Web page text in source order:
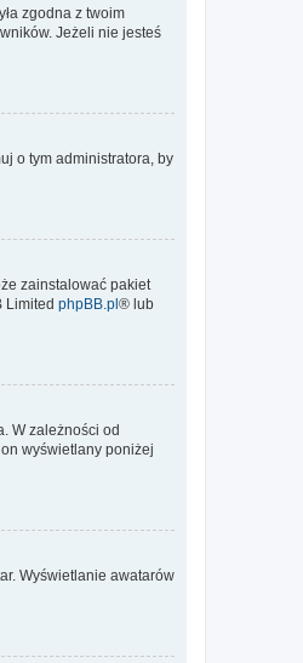
zgodna z twoim
Jeżeli nie jesteś
o tym administratora, by
zainstalować pakiet
Limited phpBB.pl ® lub
W zależności od
wyświetlany poniżej
Wyświetlanie awatarów